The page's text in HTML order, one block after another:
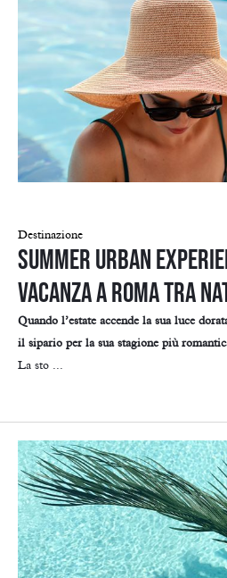
Destinazione
Summer Urban
vacanza a Roma tra
Quando l’estate accende la sua luce
il sipario per la sua stagione più
La sto ...